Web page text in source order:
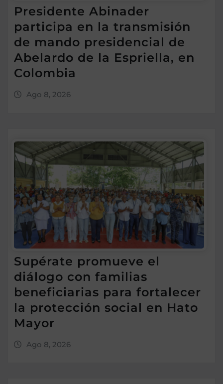
Presidente Abinader
participa en la transmisión
de mando presidencial de
Abelardo de la Espriella, en
Colombia
Ago 8, 2026
Supérate promueve el
diálogo con familias
beneficiarias para fortalecer
la protección social en Hato
Mayor
Ago 8, 2026